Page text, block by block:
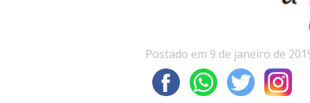
Postado em 9 de janeiro de